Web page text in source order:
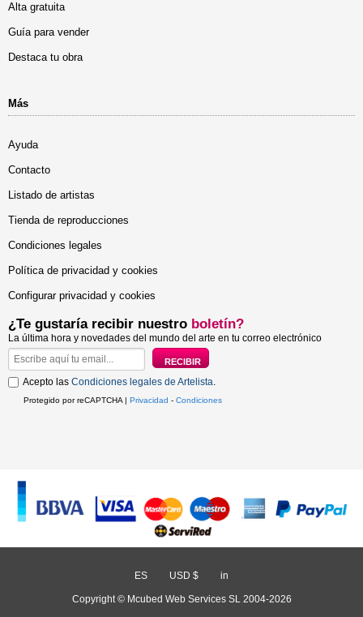
Alta gratuita
Guía para vender
Destaca tu obra
Más
Ayuda
Contacto
Listado de artistas
Tienda de reproducciones
Condiciones legales
Política de privacidad y cookies
Configurar privacidad y cookies
¿Te gustaría recibir nuestro boletín?
La última hora y novedades del mundo del arte en tu correo electrónico
Acepto las Condiciones legales de Artelista.
Protegido por reCAPTCHA | Privacidad - Condiciones
ES USD $ in
Copyright © Mcubed Web Services SL 2004-2026